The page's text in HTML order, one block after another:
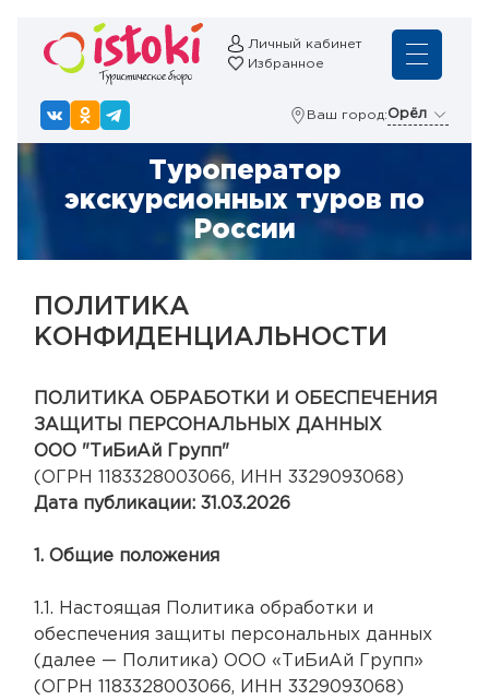
Личный кабинет
Избранное
Ваш город:Орёл
Туроператор
экскурсионных туров по
России
ПОЛИТИКА
КОНФИДЕНЦИАЛЬНОСТИ
ПОЛИТИКА ОБРАБОТКИ И ОБЕСПЕЧЕНИЯ
ЗАЩИТЫ ПЕРСОНАЛЬНЫХ ДАННЫХ
ООО "ТиБиАй Групп"
(ОГРН 1183328003066, ИНН 3329093068)
Дата публикации: 31.03.2026
1. Общие положения
1.1. Настоящая Политика обработки и
обеспечения защиты персональных данных
(далее — Политика) ООО «ТиБиАй Групп»
(ОГРН 1183328003066, ИНН 3329093068)